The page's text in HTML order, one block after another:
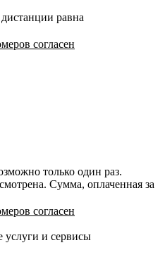
равна
согласен
только один раз.
Сумма, оплаченная за
согласен
и сервисы